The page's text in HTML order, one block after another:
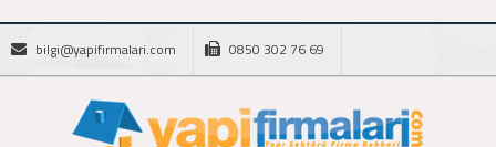
bilgi@yapifirmalari.com 0850 302 76 69